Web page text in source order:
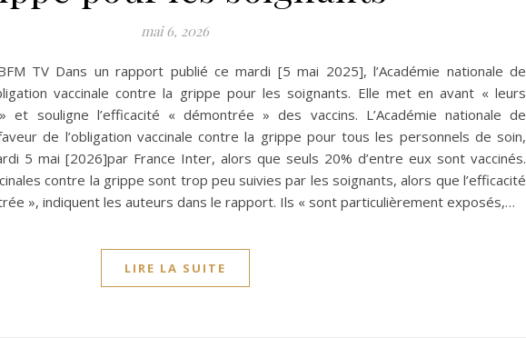
mai 6, 2026
TV Dans un rapport publié ce mardi [5 mai 2025], l’Académie nationale de
vaccinale contre la grippe pour les soignants. Elle met en avant « leurs
et souligne l’efficacité « démontrée » des vaccins. L’Académie nationale de
de l’obligation vaccinale contre la grippe pour tous les personnels de soin,
5 mai [2026]par France Inter, alors que seuls 20% d’entre eux sont vaccinés.
contre la grippe sont trop peu suivies par les soignants, alors que l’efficacité
», indiquent les auteurs dans le rapport. Ils « sont particulièrement exposés,…
LIRE LA SUITE